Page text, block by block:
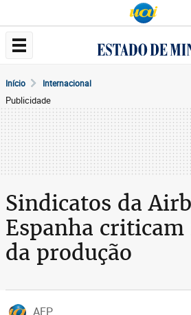
Início Internacional
Publicidade
Sindicatos da
Espanha
da produção
AFP